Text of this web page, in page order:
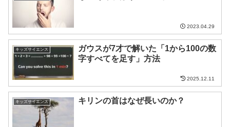
2023.04.29
キッズサイエンス
ガウスが7才で解いた「1から100の数
字すべてを足す」方法
2025.12.11
キッズサイエンス キリンの首はなぜ長いのか？